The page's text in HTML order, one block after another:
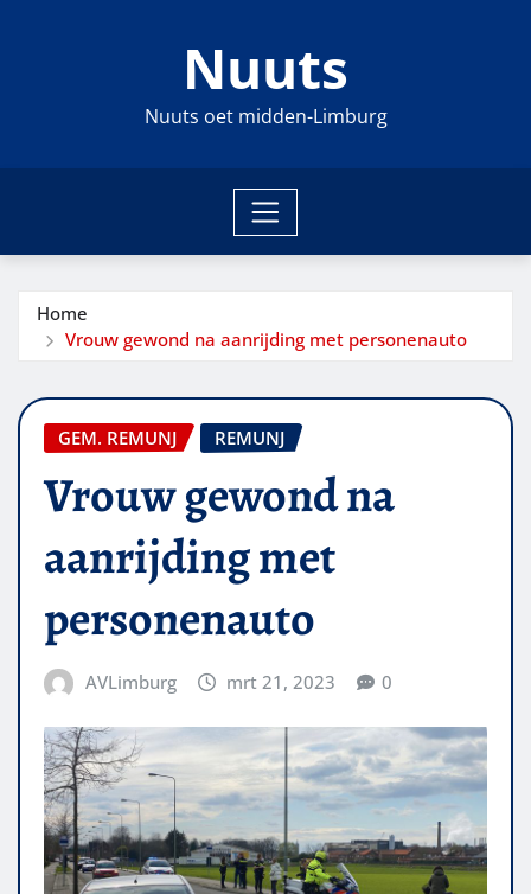
Nuuts
Nuuts oet midden-Limburg
Home
Vrouw gewond na aanrijding met personenauto
GEM. REMUNJ REMUNJ
Vrouw gewond na
aanrijding met
personenauto
AVLimburg mrt 21, 2023 0